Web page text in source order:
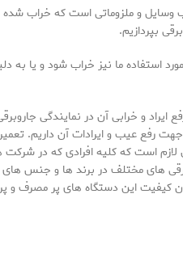
وسایل و ملزوماتی است که خراب شده
بپردازیم.
استفاده ما نیز خراب شود و یا به
و خرابی آن در نمایندگی
رفع عیب و ایرادات آن داریم. تعمیر
است که کلیه افرادی که در شرکت
های مختلف در برند ها و جنس های
کیفیت این دستگاه های پر مصرف و